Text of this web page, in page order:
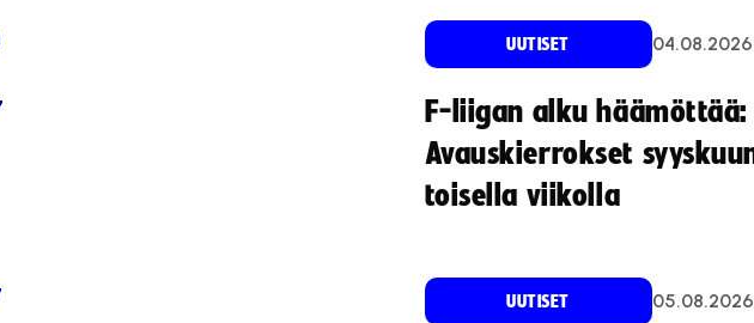
UUTISET 04.08.2026
F-liigan alku häämöttää:
Avauskierrokset
toisella viikolla
UUTISET 05.08.2026